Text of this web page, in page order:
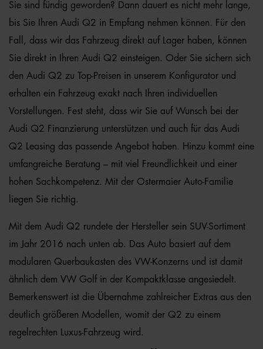
Sie sind fündig geworden? Dann dauert es nicht mehr lange,
bis Sie Ihren Audi Q2 in Empfang nehmen können. Für den
Fall, dass wir das Fahrzeug direkt auf Lager haben, können
Sie direkt in Ihren Audi Q2 einsteigen. Oder Sie sichern sich
den Audi Q2 zu Top-Preisen in unserem Konfigurator und
erhalten ein Fahrzeug exakt nach Ihren individuellen
Vorstellungen. Fest steht, dass wir Sie auf Wunsch bei der
Audi Q2 Finanzierung unterstützen und auch für das Audi
Q2 Leasing das passende Angebot haben. Hinzu kommt eine
umfangreiche Beratung – mit viel Freundlichkeit und einer
hohen Sachkompetenz. Mit der Ostermaier Auto-Familie
liegen Sie richtig.
Mit dem Audi Q2 rundete der Hersteller sein SUV-Sortiment
im Jahr 2016 nach unten ab. Das Auto basiert auf dem
modularen Querbaukasten des VW-Konzerns und ist damit
ähnlich dem VW Golf in der Kompaktklasse angesiedelt.
Bemerkenswert ist die Übernahme zahlreicher Extras aus den
deutlich größeren Modellen, womit der Q2 zu einem
regelrechten Luxus-Fahrzeug wird.